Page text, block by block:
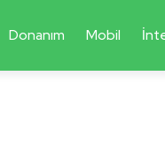
Donanım Mobil